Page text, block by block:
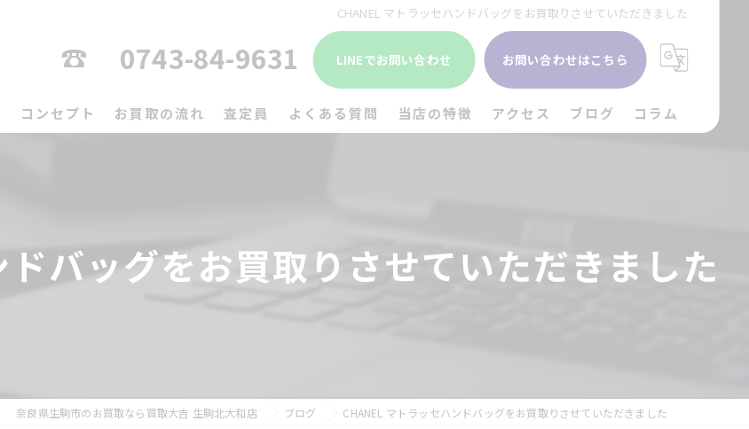
CHANEL マトラッセハンドバッグをお買取りさせていただきました
0743-84-9631 LINEでお問い合わせ お問い合わせはこちら
コンセプト お買取の流れ 査定員 よくある質問 当店の特徴
ブランド
アクセス ブログ コラム
バッグをお買取りさせていただきました
奈良県生駒市のお買取なら買取大吉 生駒北大和店 ブログ CHANEL マトラッセハンドバッグをお買取りさせていただきました